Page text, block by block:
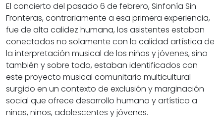
El concierto del pasado 6 de febrero, Sinfonía Sin
Fronteras, contrariamente a esa primera experiencia,
fue de alta calidez humana, los asistentes estaban
conectados no solamente con la calidad artística de
la interpretación musical de los niños y jóvenes, sino
también y sobre todo, estaban identificados con
este proyecto musical comunitario multicultural
surgido en un contexto de exclusión y marginación
social que ofrece desarrollo humano y artístico a
niñas, niños, adolescentes y jóvenes.